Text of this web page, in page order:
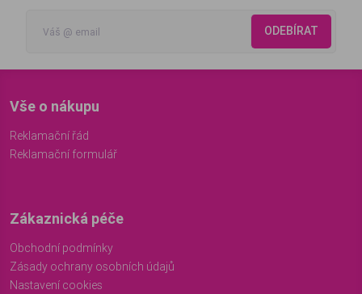
ODEBÍRAT
Vše o nákupu
Reklamační řád
Reklamační formulář
Zákaznická péče
Obchodní podmínky
Zásady ochrany osobních údajů
Nastavení cookies